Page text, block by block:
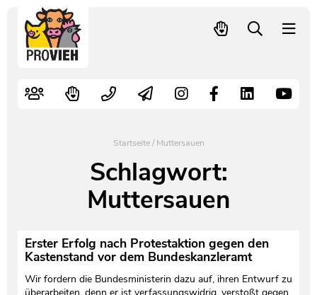
Schnellwahl
Startseite/Muttersauen
Schlagwort:
Muttersauen
Erster Erfolg nach Protestaktion gegen den
Kastenstand vor dem Bundeskanzleramt
Wir fordern die Bundesministerin dazu auf, ihren Entwurf zu
Nutztiere
Alte Nutztierrassen
Video- und Audiothek
Kampagnen
Fachliche Arbeit
Mitglied werden – langfristig helfen
Spenden
Freiwille Beitragserhöhung
Tierschutz verschenken
Kontakt
Leitbild
Jobs und Praktika
Pressekontakt
Newsletter